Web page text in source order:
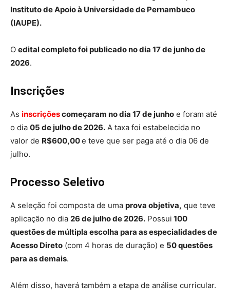
Instituto de Apoio à Universidade de Pernambuco
(IAUPE).
O edital completo foi publicado no dia 17 de junho de
2026.
Inscrições
As inscriçõescomeçaram no dia 17 de junho e foram até
o dia 05 de julho de 2026. A taxa foi estabelecida no
valor de R$600,00e teve que ser paga até o dia 06 de
julho.
Processo Seletivo
A seleção foi composta de uma prova objetiva, que teve
aplicação no dia 26 de julho de 2026. Possui 100
questões de múltipla escolha para as especialidades de
Acesso Direto (com 4 horas de duração) e 50 questões
para as demais.
Além disso, haverá também a etapa de análise curricular.